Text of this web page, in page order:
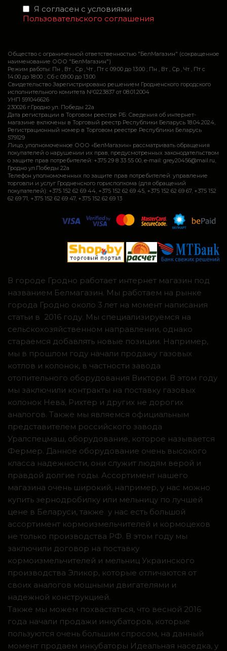
Я согласен с условиями
Пользовательского соглашения
Общество с ограниченной ответственностью "БелМагазин" (сокращенное
наименование ООО "БелМагазин")
Режим работы: Пн , Вт , Ср , Чт , Пт c 09:00 до 13:00 ; Пн , Вт , Ср , Чт , Пт c
14:00 до 18:00 ; Сб c 09:00 до 13:00
Свидетельство Зарегистрировано решением Гродненского городского
исполнительного комитета №0223837 от 08.01.2004
УНП 591046626
230026 г.Гродно ул. Победы 22а
Дата регистрации в Торговом реестре РБ: Сведения об интернет-
магазине включены в Торговый реестр Республики Беларусь 18.04.2024,
Регистрационный номер в Торговом реестре Республики Беларусь
579129
Лицо, уполномоченное ООО «БелМагазин» рассматривать обращения
покупателей о нарушении их прав, предусмотренных законодательством
о защите прав потребителей: +375 29 8 33 55 00, e-mail: grey20456@mail.ru,
Гродно ул.Победы 22а
Телефон уполномоченных по защите прав потребителей: управление
торговли и услуг Гродненского горисполкома (для обращений
покупателей): +375 152 62 69 44, +375 152 62 69 45, +375 152 62 69 67, +375 152
62 69 71, +375 152 62 69 47, +375 152 62 69 13
В городе Гродно работает интернет магазин под
названием Белмагазин. Мы работаем на рынке
города Гродно около 3 лет на момент написания
статьи в 2016 году. Мы специализируемся на
сельскохозяйственном направлении, однако
стараемся добавлять новые позиции. Например,
мы в прошлом году начали продажу газовых
котлов и колонок, в частности завода
отопительного оборудования Виктори. В этом году
мы заключили контракты на поставку газовых
колонок Нева, Рихтер и других не дорогих
аналогов. Также мы являемся официальным
представителем российского завода
Уралспецмаш, оборудование, которое называется
Фермер. Данное оборудование очень высокого
класса надежности, они служит людям верой и
правдой долгие годы. Ассортимент нашего
магазина очень широкий, например, у нас можно
купить зернодробилку или мельницу по лучшей
цене в Беларуси, также у нас есть большой
ассортимент кормоизмельчителей и кормоцехов
не только производства РФ. В этом году мы
заключили договор на поставку
кормоизмельчителей и мельниц Украинского
производства Эликор, которые отличаются от
своих аналогов мощными двигателями и
надежной конструкцией.
Также мы можем похвастаться, что весной 2016
года начали продажи инкубаторов, которые
пользуются очень большим спросом, на данный
момент продаем инкубаторы Идеальная наседка, у